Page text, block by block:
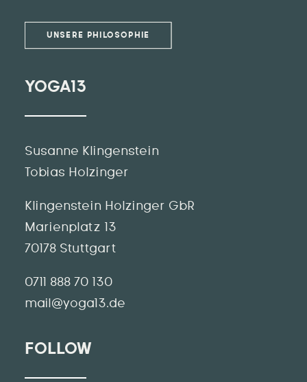
UNSERE PHILOSOPHIE
YOGA13
Susanne Klingenstein
Tobias Holzinger
Klingenstein Holzinger GbR
Marienplatz 13
70178 Stuttgart
0711 888 70 130
mail@yoga13.de
FOLLOW